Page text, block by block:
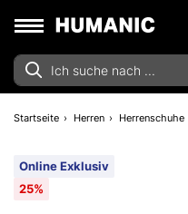
Startseite Herren Herrenschuhe
Online Exklusiv
25%